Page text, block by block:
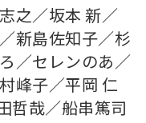
之／坂本 新／
新島佐知子／杉
／セレンのあ／
峰子／平岡 仁
哲哉／船串篤司